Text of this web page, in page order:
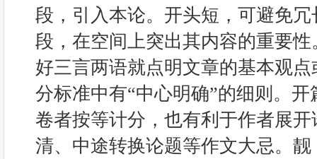
段，引入本论。开头短，可避免
段，在空间上突出其内容的重要
好三言两语就点明文章的基本观
分标准中有“中心明确”的细则。
卷者按等计分，也有利于作者展
清、中途转换论题等作文大忌。